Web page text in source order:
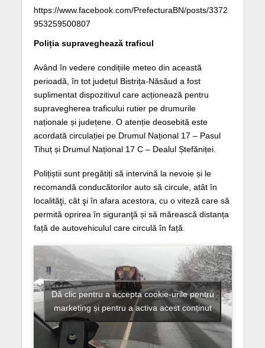
https://www.facebook.com/PrefecturaBN/posts/3372
953259500807
Poliția supraveghează traficul
Având în vedere condițiile meteo din această
perioadă, în tot județul Bistrița-Năsăud a fost
suplimentat dispozitivul care acționează pentru
supravegherea traficului rutier pe drumurile
naționale și județene. O atenție deosebită este
acordată circulației pe Drumul Național 17 – Pasul
Tihuț și Drumul Național 17 C – Dealul Ștefăniței.
Polițiștii sunt pregătiți să intervină la nevoie și le
recomandă conducătorilor auto să circule, atât în
localităţi, cât şi în afara acestora, cu o viteză care să
permită oprirea în siguranţă și să mărească distanța
față de autovehiculul care circulă în față.
Dă clic pentru a accepta cookie-urile pentru
marketing și pentru a activa acest conținut